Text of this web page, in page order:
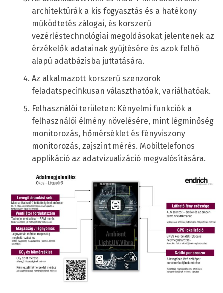
architektúrák a kis fogyasztás és a hatékony
működtetés zálogai, és korszerű
vezérléstechnológiai megoldásokat jelentenek az
érzékelők adatainak gyűjtésére és azok felhő
alapú adatbázisba juttatására.
Az alkalmazott korszerű szenzorok
feladatspecifikusan választhatóak, variálhatóak.
Felhasználói területen: Kényelmi funkciók a
felhasználói élmény növelésére, mint légminőség
monitorozás, hőmérséklet és fényviszony
monitorozás, zajszint mérés. Mobiltelefonos
applikáció az adatvizualizáció megvalósítására.